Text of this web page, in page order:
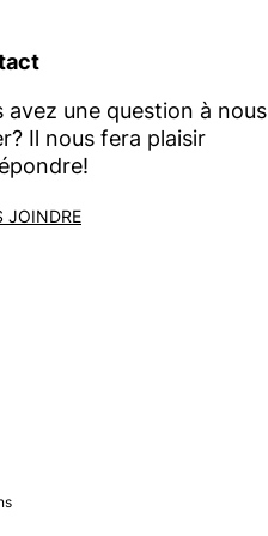
avez une question à nous
Il nous fera plaisir
JOINDRE